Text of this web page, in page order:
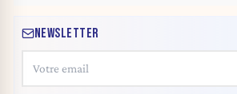
NEWSLETTER